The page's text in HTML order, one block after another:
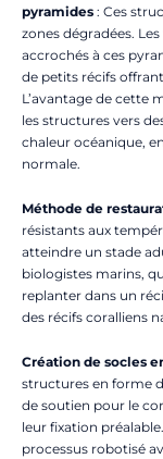
pyramides : Ces
zones dégradées.
accrochés à ces
de petits récifs
L’avantage de cette
les structures vers
chaleur océanique,
normale.
Méthode de
résistants aux
atteindre un stade
biologistes marins,
replanter dans un
des récifs coralliens
Création de socles
structures en forme
de soutien pour le
leur fixation
processus robotisé